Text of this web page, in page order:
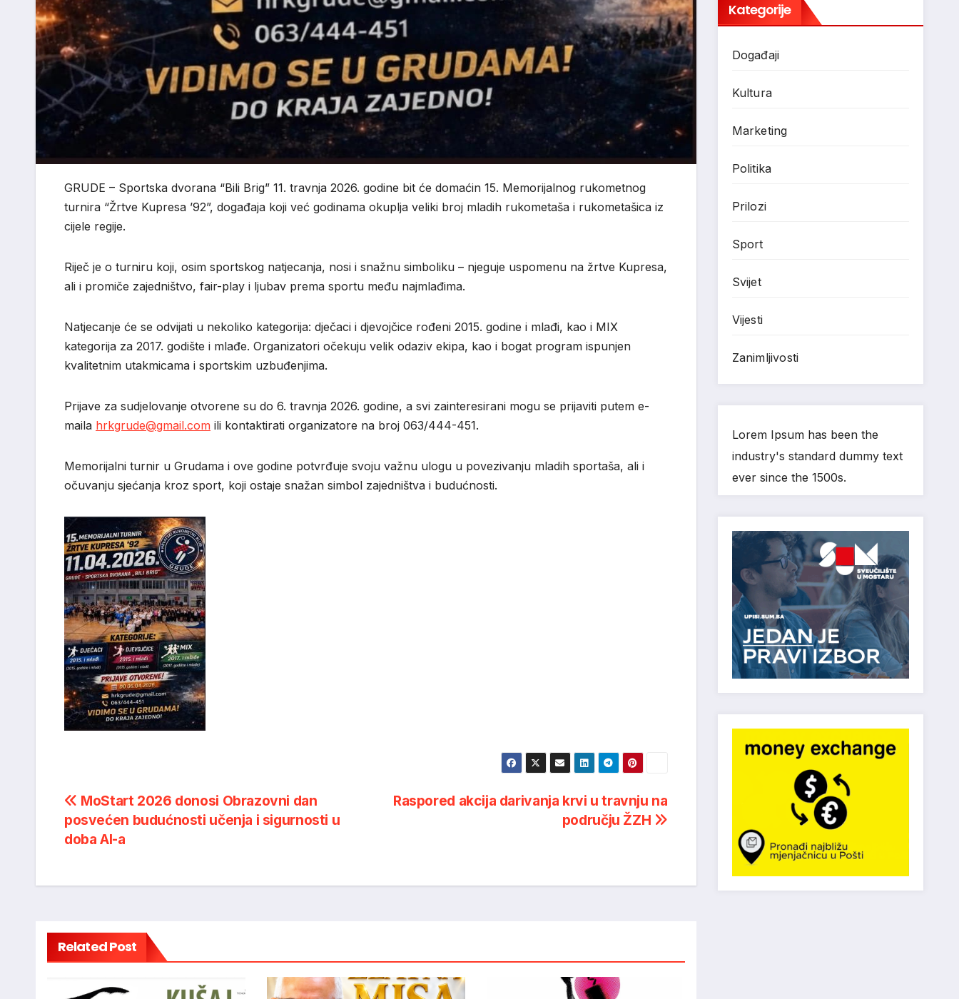
GRUDE – Sportska dvorana “Bili Brig” 11. travnja 2026. godine bit će domaćin 15. Memorijalnog rukometnog
turnira “Žrtve Kupresa ’92”, događaja koji već godinama okuplja veliki broj mladih rukometaša i rukometašica iz
cijele regije.
Riječ je o turniru koji, osim sportskog natjecanja, nosi i snažnu simboliku – njeguje uspomenu na žrtve Kupresa,
ali i promiče zajedništvo, fair-play i ljubav prema sportu među najmlađima.
Natjecanje će se odvijati u nekoliko kategorija: dječaci i djevojčice rođeni 2015. godine i mlađi, kao i MIX
kategorija za 2017. godište i mlađe. Organizatori očekuju velik odaziv ekipa, kao i bogat program ispunjen
kvalitetnim utakmicama i sportskim uzbuđenjima.
Prijave za sudjelovanje otvorene su do 6. travnja 2026. godine, a svi zainteresirani mogu se prijaviti putem e-
maila hrkgrude@gmail.com ili kontaktirati organizatore na broj 063/444-451.
Memorijalni turnir u Grudama i ove godine potvrđuje svoju važnu ulogu u povezivanju mladih sportaša, ali i
očuvanju sjećanja kroz sport, koji ostaje snažan simbol zajedništva i budućnosti.
Post
navigation
Raspored akcija darivanja krvi u travnju na
području ŽZH
MoStart 2026 donosi Obrazovni dan
posvećen budućnosti učenja i sigurnosti u
doba AI-a
Related Post
Kategorije
Događaji
Kultura
Marketing
Politika
Prilozi
Sport
Svijet
Vijesti
Zanimljivosti
Lorem Ipsum has been the
industry's standard dummy text
ever since the 1500s.